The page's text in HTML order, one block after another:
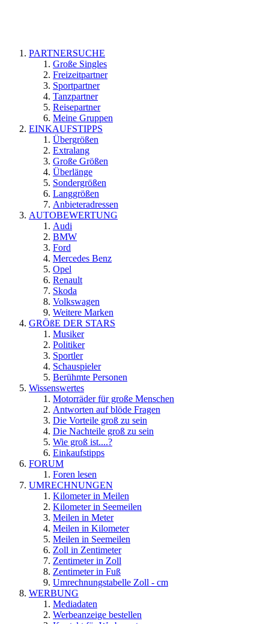
PARTNERSUCHE
Große Singles
Freizeitpartner
Sportpartner
Tanzpartner
Reisepartner
Meine Gruppen
EINKAUFSTIPPS
Übergrößen
Extralang
Große Größen
Überlänge
Sondergrößen
Langgrößen
Anbieteradressen
AUTOBEWERTUNG
Audi
BMW
Ford
Mercedes Benz
Opel
Renault
Skoda
Volkswagen
Weitere Marken
GRÖßE DER STARS
Musiker
Politiker
Sportler
Schauspieler
Berühmte Personen
Wissenswertes
Motorräder für große Menschen
Antworten auf blöde Fragen
Die Vorteile groß zu sein
Die Nachteile groß zu sein
Wie groß ist....?
Einkaufstipps
FORUM
Foren lesen
UMRECHNUNGEN
Kilometer in Meilen
Kilometer in Seemeilen
Meilen in Meter
Meilen in Kilometer
Meilen in Seemeilen
Zoll in Zentimeter
Zentimeter in Zoll
Zentimeter in Fuß
Umrechnungstabelle Zoll - cm
WERBUNG
Mediadaten
Werbeanzeige bestellen